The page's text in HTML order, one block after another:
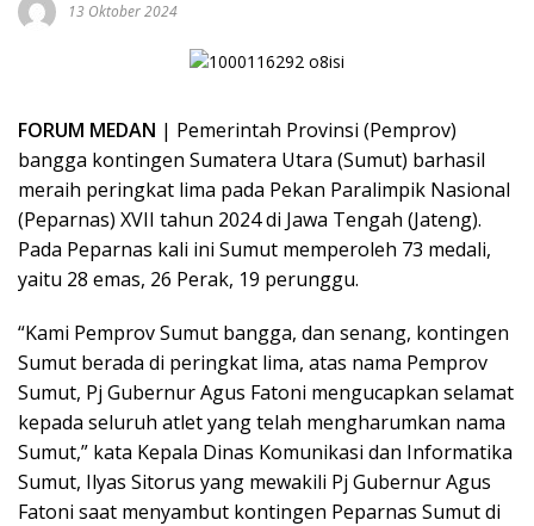
13 Oktober 2024
FORUM MEDAN | Pemerintah Provinsi (Pemprov)
bangga kontingen Sumatera Utara (Sumut) barhasil
meraih peringkat lima pada Pekan Paralimpik Nasional
(Peparnas) XVII tahun 2024 di Jawa Tengah (Jateng).
Pada Peparnas kali ini Sumut memperoleh 73 medali,
yaitu 28 emas, 26 Perak, 19 perunggu.
“Kami Pemprov Sumut bangga, dan senang, kontingen
Sumut berada di peringkat lima, atas nama Pemprov
Sumut, Pj Gubernur Agus Fatoni mengucapkan selamat
kepada seluruh atlet yang telah mengharumkan nama
Sumut,” kata Kepala Dinas Komunikasi dan Informatika
Sumut, Ilyas Sitorus yang mewakili Pj Gubernur Agus
Fatoni saat menyambut kontingen Peparnas Sumut di